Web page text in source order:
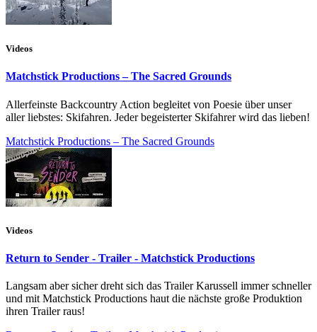
Videos
Matchstick Productions – The Sacred Grounds
Allerfeinste Backcountry Action begleitet von Poesie über unser
aller liebstes: Skifahren. Jeder begeisterter Skifahrer wird das lieben!
Matchstick Productions – The Sacred Grounds
Videos
Return to Sender - Trailer - Matchstick Productions
Langsam aber sicher dreht sich das Trailer Karussell immer schneller
und mit Matchstick Productions haut die nächste große Produktion
ihren Trailer raus!